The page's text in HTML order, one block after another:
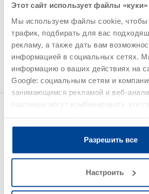
Этот сайт использует файлы «куки»
Мы используем файлы cookie, чтобы
трафик, подбирать для вас
рекламу, а также дать вам
информацией в социальных сетях.
информацию о ваших действиях на
Google: социальным сетям и
занимающимся рекламой и веб-
партнеры могут комбинировать эти
данными, которые они получили при
Разрешить все
Настроить
Автомобилестроение
Машиностроение
Подробная информация приведена в
технических описаний продуктов.
Показать все фильтры